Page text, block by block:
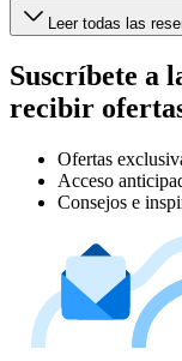
Leer todas las
Suscríbete a
recibir
Ofertas
Acceso
Consejos e